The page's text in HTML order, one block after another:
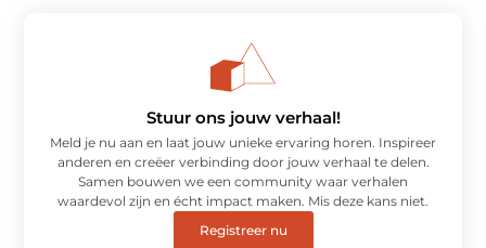
Stuur ons jouw verhaal!
Meld je nu aan en laat jouw unieke ervaring horen. Inspireer
anderen en creëer verbinding door jouw verhaal te delen.
Samen bouwen we een community waar verhalen
waardevol zijn en écht impact maken. Mis deze kans niet.
Registreer nu